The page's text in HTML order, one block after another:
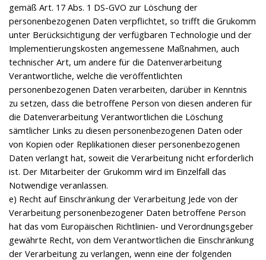
gemäß Art. 17 Abs. 1 DS-GVO zur Löschung der
personenbezogenen Daten verpflichtet, so trifft die Grukomm
unter Berücksichtigung der verfügbaren Technologie und der
Implementierungskosten angemessene Maßnahmen, auch
technischer Art, um andere für die Datenverarbeitung
Verantwortliche, welche die veröffentlichten
personenbezogenen Daten verarbeiten, darüber in Kenntnis
zu setzen, dass die betroffene Person von diesen anderen für
die Datenverarbeitung Verantwortlichen die Löschung
sämtlicher Links zu diesen personenbezogenen Daten oder
von Kopien oder Replikationen dieser personenbezogenen
Daten verlangt hat, soweit die Verarbeitung nicht erforderlich
ist. Der Mitarbeiter der Grukomm wird im Einzelfall das
Notwendige veranlassen.
e) Recht auf Einschränkung der Verarbeitung Jede von der
Verarbeitung personenbezogener Daten betroffene Person
hat das vom Europäischen Richtlinien- und Verordnungsgeber
gewährte Recht, von dem Verantwortlichen die Einschränkung
der Verarbeitung zu verlangen, wenn eine der folgenden